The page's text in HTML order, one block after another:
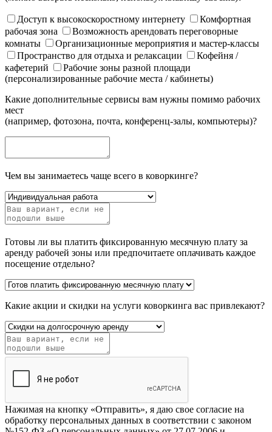
Доступ к высокоскоростному интернету
Комфортная
рабочая зона
Возможность арендовать переговорные
комнаты
Организационные мероприятия и мастер-классы
Пространство для отдыха и релаксации
Кофейня /
кафетерий
Рабочие зоны разной площади
(персонализированные рабочие места / кабинеты)
Какие дополнительные сервисы вам нужны помимо рабочих
мест
(например, фотозона, почта, конференц-залы, компьютеры)?
Чем вы занимаетесь чаще всего в коворкинге?
Готовы ли вы платить фиксированную месячную плату за
аренду рабочей зоны или предпочитаете оплачивать каждое
посещение отдельно?
Какие акции и скидки на услуги коворкинга вас привлекают?
Нажимая на кнопку «Отправить», я даю свое согласие на
обработку персональных данных в соответствии с законом